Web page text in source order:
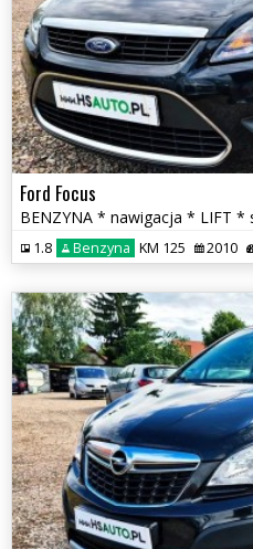
Ford Focus
1.8 Benzyna KM 125 2010